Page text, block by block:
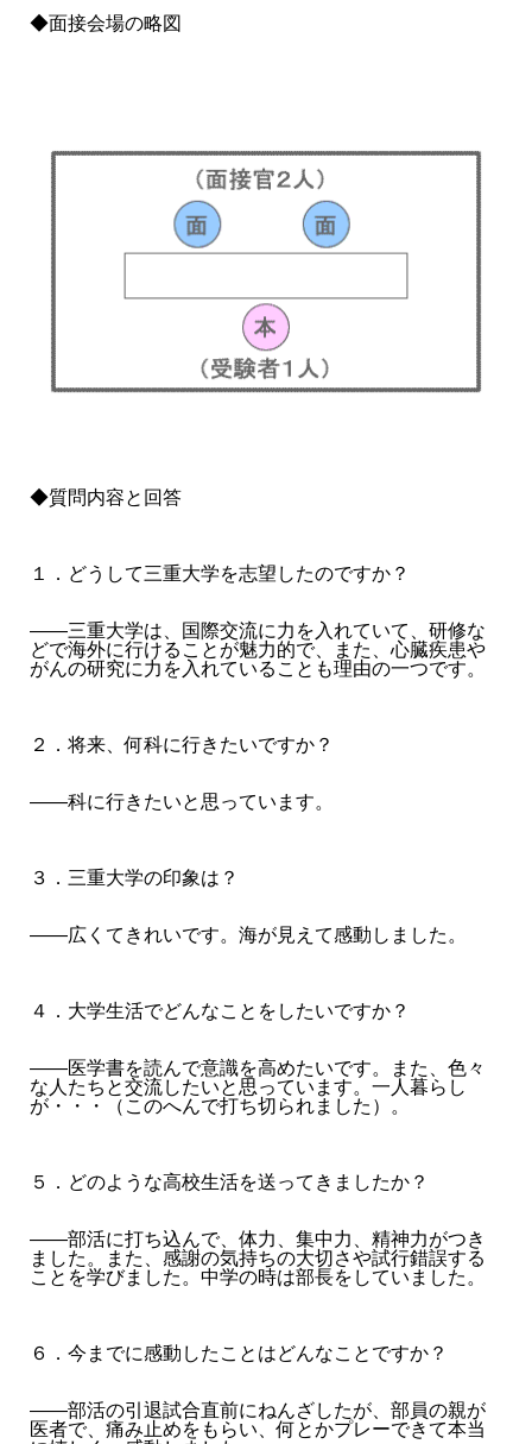
◆面接会場の略図
◆質問内容と回答
１．どうして三重大学を志望したのですか？
――三重大学は、国際交流に力を入れていて、研修な
どで海外に行けることが魅力的で、また、心臓疾患や
がんの研究に力を入れていることも理由の一つです。
２．将来、何科に行きたいですか？
――科に行きたいと思っています。
３．三重大学の印象は？
――広くてきれいです。海が見えて感動しました。
４．大学生活でどんなことをしたいですか？
――医学書を読んで意識を高めたいです。また、色々
な人たちと交流したいと思っています。一人暮らし
が・・・（このへんで打ち切られました）。
５．どのような高校生活を送ってきましたか？
――部活に打ち込んで、体力、集中力、精神力がつき
ました。また、感謝の気持ちの大切さや試行錯誤する
ことを学びました。中学の時は部長をしていました。
６．今までに感動したことはどんなことですか？
――部活の引退試合直前にねんざしたが、部員の親が
医者で、痛み止めをもらい、何とかプレーできて本当